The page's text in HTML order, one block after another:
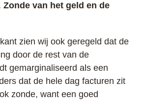
Zonde van het geld en de
zien wij ook geregeld dat de
door de rest van de
gemarginaliseerd als een
dat de hele dag facturen zit
zonde, want een goed